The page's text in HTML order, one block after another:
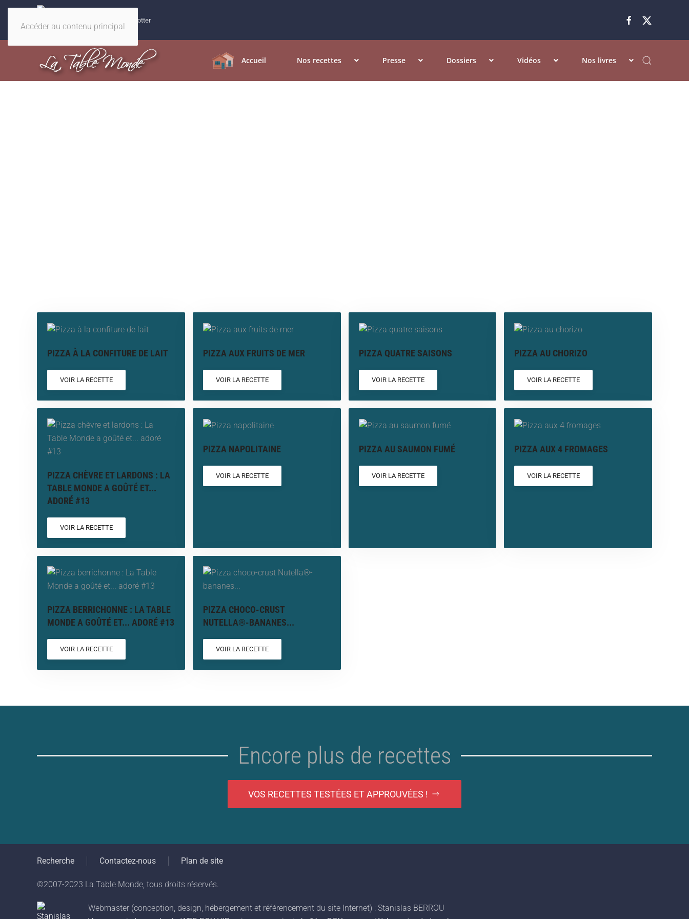
Accéder au contenu principal
32 recettes magiques Harry Potter
Accueil Nos recettes Presse Dossiers Vidéos Nos livres
PIZZA À LA CONFITURE DE LAIT
VOIR LA RECETTE
PIZZA AUX FRUITS DE MER
VOIR LA RECETTE
PIZZA QUATRE SAISONS
VOIR LA RECETTE
PIZZA AU CHORIZO
VOIR LA RECETTE
PIZZA CHÈVRE ET LARDONS : LA
TABLE MONDE A GOÛTÉ ET...
ADORÉ #13
VOIR LA RECETTE
PIZZA NAPOLITAINE
VOIR LA RECETTE
PIZZA AU SAUMON FUMÉ
VOIR LA RECETTE
PIZZA AUX 4 FROMAGES
VOIR LA RECETTE
PIZZA BERRICHONNE : LA TABLE
MONDE A GOÛTÉ ET... ADORÉ #13
VOIR LA RECETTE
PIZZA CHOCO-CRUST
NUTELLA®-BANANES...
VOIR LA RECETTE
Encore plus de recettes
VOS RECETTES TESTÉES ET APPROUVÉES !
Recherche Contactez-nous Plan de site
©2007-2023 La Table Monde, tous droits réservés.
Webmaster (conception, design, hébergement et référencement du site Internet) : Stanislas BERROU